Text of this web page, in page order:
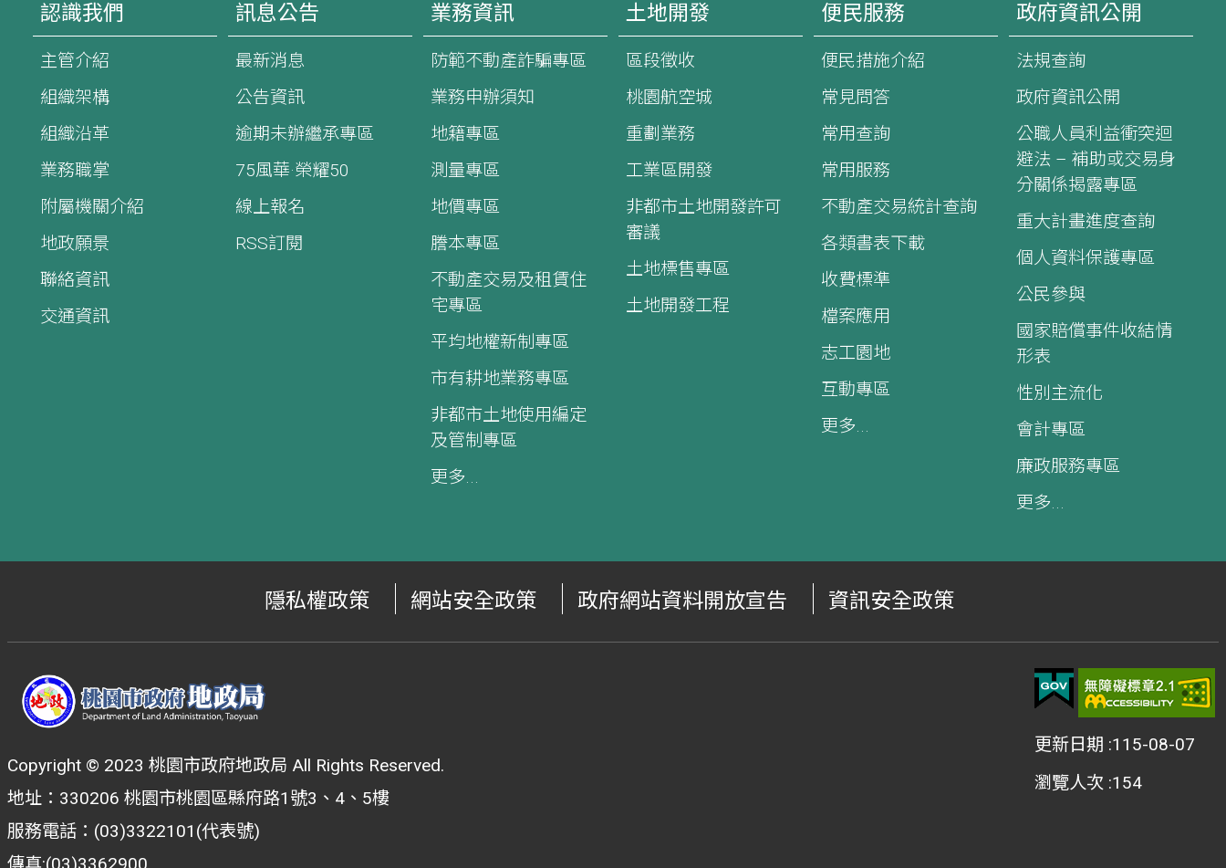
認識我們
主管介紹
組織架構
組織沿革
業務職掌
附屬機關介紹
地政願景
聯絡資訊
交通資訊
訊息公告
最新消息
公告資訊
逾期未辦繼承專區
75風華·榮耀50
線上報名
RSS訂閱
業務資訊
防範不動產詐騙專區
業務申辦須知
地籍專區
測量專區
地價專區
謄本專區
不動產交易及租賃住
宅專區
平均地權新制專區
市有耕地業務專區
非都市土地使用編定
及管制專區
更多...
土地開發
區段徵收
桃園航空城
重劃業務
工業區開發
非都市土地開發許可
審議
土地標售專區
土地開發工程
便民服務
便民措施介紹
常見問答
常用查詢
常用服務
不動產交易統計查詢
各類書表下載
收費標準
檔案應用
志工園地
互動專區
更多...
政府資訊公開
法規查詢
政府資訊公開
公職人員利益衝突迴
避法 – 補助或交易身
分關係揭露專區
重大計畫進度查詢
個人資料保護專區
公民參與
國家賠償事件收結情
形表
性別主流化
會計專區
廉政服務專區
更多...
隱私權政策 網站安全政策 政府網站資料開放宣告 資訊安全政策
Copyright © 2023 桃園市政府地政局 All Rights Reserved.
地址：330206 桃園市桃園區縣府路1號3、4、5樓
服務電話：(03)3322101(代表號)
更新日期 115-08-07
瀏覽人次 154